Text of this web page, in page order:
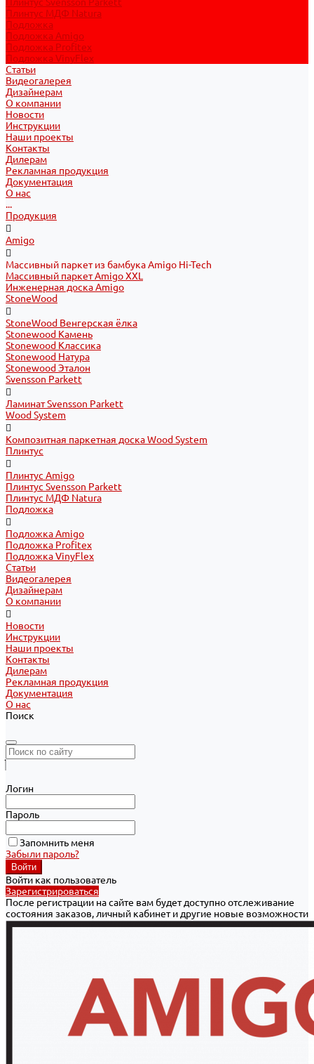
Плинтус МДФ Natura
Подложка
Подложка Amigo
Подложка Profitex
Подложка VinyFlex
Статьи
Видеогалерея
Дизайнерам
О компании
Новости
Инструкции
Наши проекты
Контакты
Дилерам
Рекламная продукция
Документация
О нас
...
Продукция
Amigo
Массивный паркет из бамбука Amigo Hi-Tech
Массивный паркет Amigo XXL
Инженерная доска Amigo
StoneWood
StoneWood Венгерская ёлка
Stonewood Камень
Stonewood Классика
Stonewood Натура
Stonewood Эталон
Svensson Parkett
Ламинат Svensson Parkett
Wood System
Композитная паркетная доска Wood System
Плинтус
Плинтус Amigo
Плинтус Svensson Parkett
Плинтус МДФ Natura
Подложка
Подложка Amigo
Подложка Profitex
Подложка VinyFlex
Статьи
Видеогалерея
Дизайнерам
О компании
Новости
Инструкции
Наши проекты
Контакты
Дилерам
Рекламная продукция
Документация
О нас
Поиск
Логин
Пароль
Запомнить меня
Забыли пароль?
Войти как пользователь
Зарегистрироваться
После регистрации на сайте вам будет доступно отслеживание
состояния заказов, личный кабинет и другие новые возможности